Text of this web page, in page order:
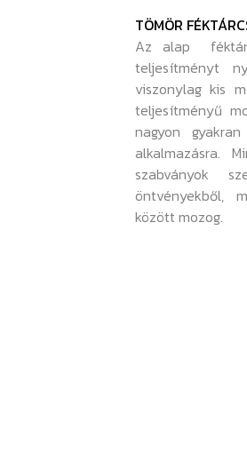
TÖMÖR
Az alap
teljesítményt
viszonylag kis
teljesítményű
nagyon
alkalmazásra.
szabványok
öntvényekből,
között mozog.